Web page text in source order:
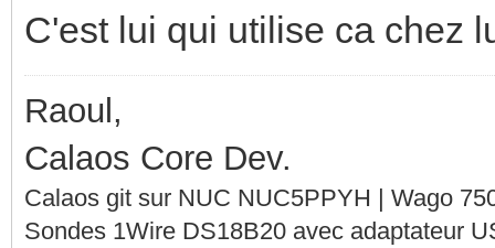
C'est lui qui utilise ca chez
Raoul,
Calaos Core Dev.
Calaos git sur NUC NUC5PPYH | Wago
Sondes 1Wire DS18B20 avec adaptateur